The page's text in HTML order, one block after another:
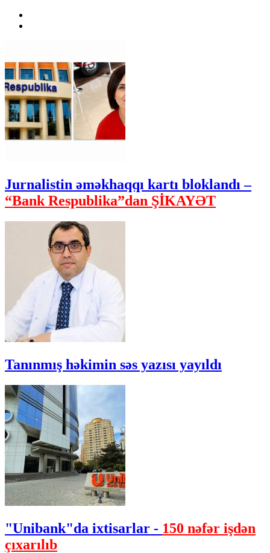
Jurnalistin əməkhaqqı kartı bloklandı –
“Bank Respublika”dan ŞİKAYƏT
Tanınmış həkimin səs yazısı yayıldı
"Unibank"da ixtisarlar - 150 nəfər işdən
çıxarılıb